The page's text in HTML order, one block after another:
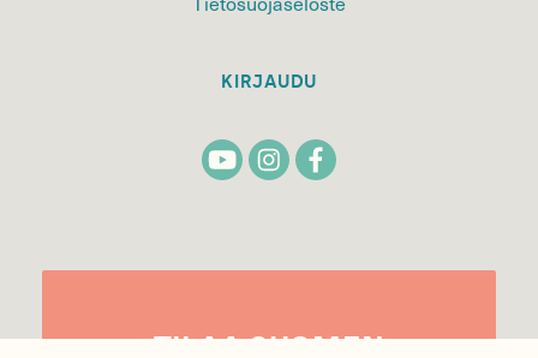
KIRJAUDU
TILAASUOMEN